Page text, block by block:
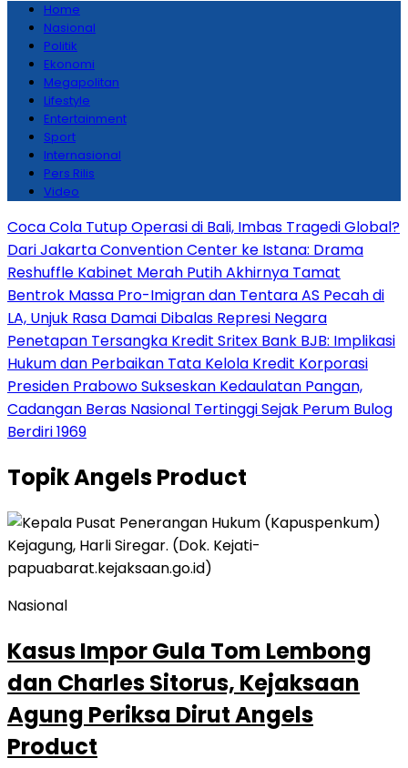
Home
Nasional
Politik
Ekonomi
Megapolitan
Lifestyle
Entertainment
Sport
Internasional
Pers Rilis
Video
Coca Cola Tutup Operasi di Bali, Imbas Tragedi Global?
Dari Jakarta Convention Center ke Istana: Drama
Reshuffle Kabinet Merah Putih Akhirnya Tamat
Bentrok Massa Pro-Imigran dan Tentara AS Pecah di
LA, Unjuk Rasa Damai Dibalas Represi Negara
Penetapan Tersangka Kredit Sritex Bank BJB: Implikasi
Hukum dan Perbaikan Tata Kelola Kredit Korporasi
Presiden Prabowo Sukseskan Kedaulatan Pangan,
Cadangan Beras Nasional Tertinggi Sejak Perum Bulog
Berdiri 1969
TopikAngels Product
Nasional
Kasus Impor Gula Tom Lembong
dan Charles Sitorus, Kejaksaan
Agung Periksa Dirut Angels
Product